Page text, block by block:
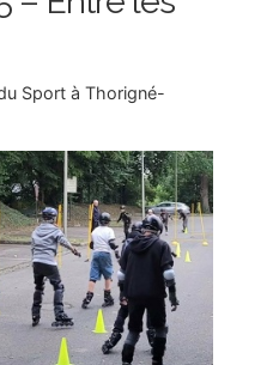
Sport à Thorigné-